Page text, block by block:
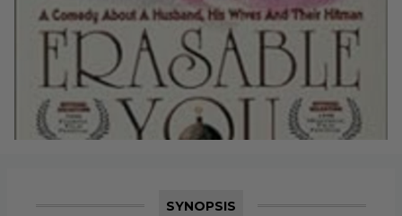
SYNOPSIS